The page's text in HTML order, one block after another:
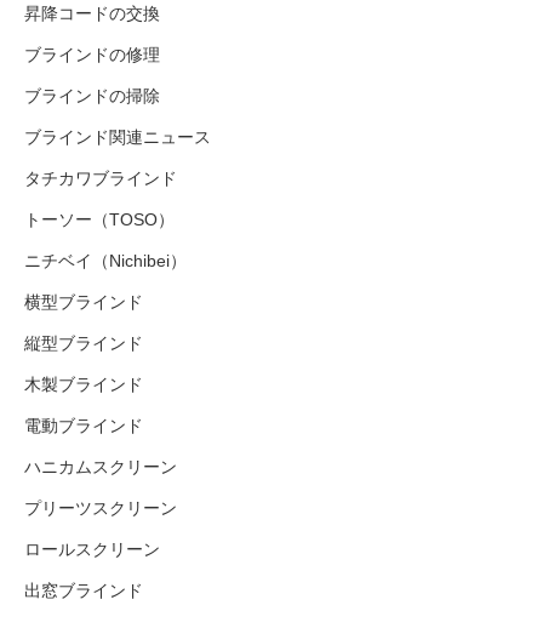
昇降コードの交換
ブラインドの修理
ブラインドの掃除
ブラインド関連ニュース
タチカワブラインド
トーソー（TOSO）
ニチベイ（Nichibei）
横型ブラインド
縦型ブラインド
木製ブラインド
電動ブラインド
ハニカムスクリーン
プリーツスクリーン
ロールスクリーン
出窓ブラインド